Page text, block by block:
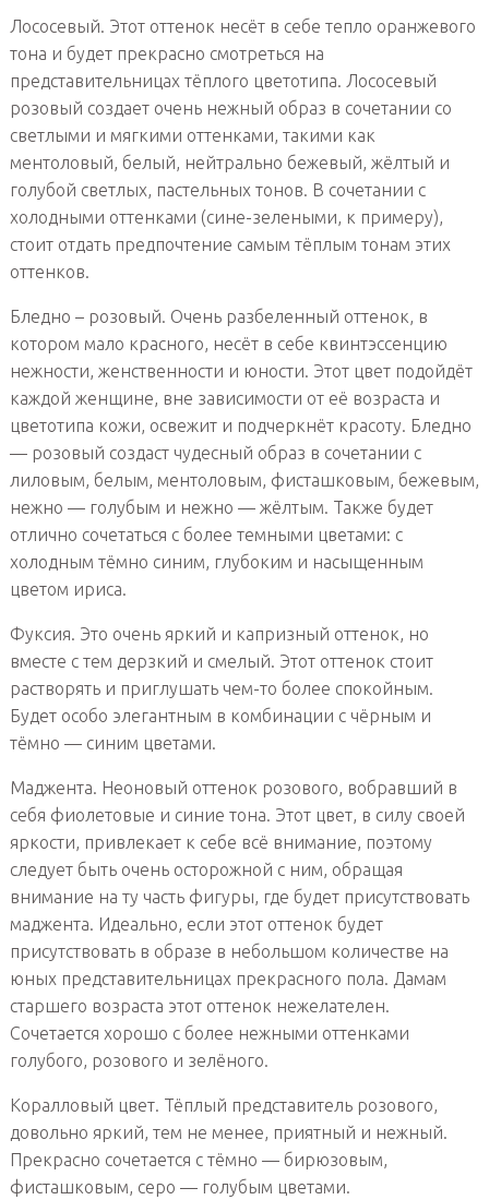
Лососевый. Этот оттенок несёт в себе тепло оранжевого
тона и будет прекрасно смотреться на
представительницах тёплого цветотипа. Лососевый
розовый создает очень нежный образ в сочетании со
светлыми и мягкими оттенками, такими как
ментоловый, белый, нейтрально бежевый, жёлтый и
голубой светлых, пастельных тонов. В сочетании с
холодными оттенками (сине-зелеными, к примеру),
стоит отдать предпочтение самым тёплым тонам этих
оттенков.
Бледно – розовый. Очень разбеленный оттенок, в
котором мало красного, несёт в себе квинтэссенцию
нежности, женственности и юности. Этот цвет подойдёт
каждой женщине, вне зависимости от её возраста и
цветотипа кожи, освежит и подчеркнёт красоту. Бледно
— розовый создаст чудесный образ в сочетании с
лиловым, белым, ментоловым, фисташковым, бежевым,
нежно — голубым и нежно — жёлтым. Также будет
отлично сочетаться с более темными цветами: с
холодным тёмно синим, глубоким и насыщенным
цветом ириса.
Фуксия. Это очень яркий и капризный оттенок, но
вместе с тем дерзкий и смелый. Этот оттенок стоит
растворять и приглушать чем-то более спокойным.
Будет особо элегантным в комбинации с чёрным и
тёмно — синим цветами.
Маджента. Неоновый оттенок розового, вобравший в
себя фиолетовые и синие тона. Этот цвет, в силу своей
яркости, привлекает к себе всё внимание, поэтому
следует быть очень осторожной с ним, обращая
внимание на ту часть фигуры, где будет присутствовать
маджента. Идеально, если этот оттенок будет
присутствовать в образе в небольшом количестве на
юных представительницах прекрасного пола. Дамам
старшего возраста этот оттенок нежелателен.
Сочетается хорошо с более нежными оттенками
голубого, розового и зелёного.
Коралловый цвет. Тёплый представитель розового,
довольно яркий, тем не менее, приятный и нежный.
Прекрасно сочетается с тёмно — бирюзовым,
фисташковым, серо — голубым цветами.